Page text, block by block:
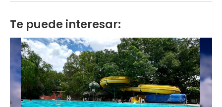
Te puede interesar: